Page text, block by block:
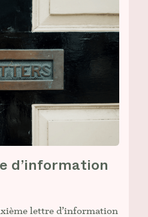
d’information
lettre d’information